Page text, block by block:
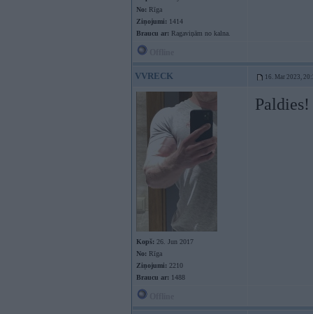
No: Rīga
Ziņojumi: 1414
Braucu ar: Ragaviņām no kalna.
VVRECK 16. Mar 2023,
Kopš: 26. Jun 2017
No: Rīga
Ziņojumi: 2210
Braucu ar: 1488
Paldies!